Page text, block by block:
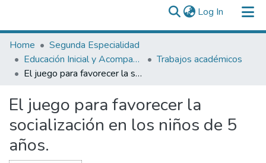
Log In (current)
Communities & Collections
All of DSpace
Home
Segunda Especialidad
Educación Inicial y Acompañamiento Infantil
Trabajos académicos
El juego para favorecer la socialización en los niños de 5 años.
El juego para favorecer la
socialización en los niños de 5
años.